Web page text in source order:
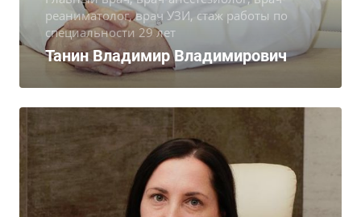
реаниматолог, врач УЗИ, стаж работы по
специальности 29 лет
Танин Владимир Владимирович